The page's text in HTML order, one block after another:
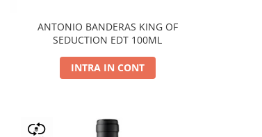
ANTONIO BANDERAS KING OF
SEDUCTION EDT 100ML
INTRA IN CONT